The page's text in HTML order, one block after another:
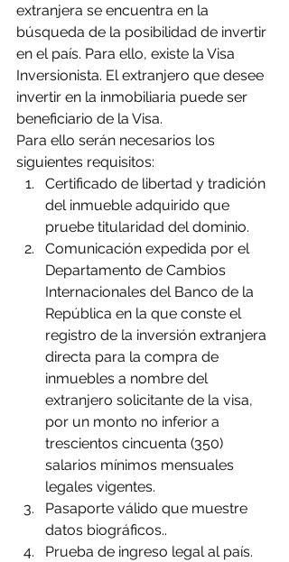
extranjera se encuentra en la
búsqueda de la posibilidad de invertir
en el país. Para ello, existe la Visa
Inversionista. El extranjero que desee
invertir en la inmobiliaria puede ser
beneficiario de la Visa.
Para ello serán necesarios los
siguientes requisitos:
Certificado de libertad y tradición
del inmueble adquirido que
pruebe titularidad del dominio.
Comunicación expedida por el
Departamento de Cambios
Internacionales del Banco de la
República en la que conste el
registro de la inversión extranjera
directa para la compra de
inmuebles a nombre del
extranjero solicitante de la visa,
por un monto no inferior a
trescientos cincuenta (350)
salarios mínimos mensuales
legales vigentes.
Pasaporte válido que muestre
datos biográficos..
Prueba de ingreso legal al país.